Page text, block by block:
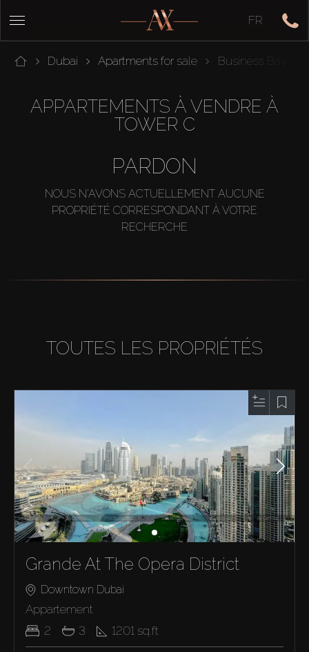
FR
Dubai Apartments for sale Business Bay
APPARTEMENTS À VENDRE À
TOWER C
PARDON
NOUS N'AVONS ACTUELLEMENT AUCUNE
PROPRIÉTÉ CORRESPONDANT À VOTRE
RECHERCHE
TOUTES LES PROPRIÉTÉS
Grande At The Opera District
Downtown Dubai
Appartement
2
3 1201 sq.ft